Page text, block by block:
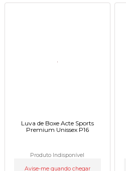
Luva de Boxe Acte Sports
Premium Unissex P16
Produto Indisponível
Avise-me quando chegar